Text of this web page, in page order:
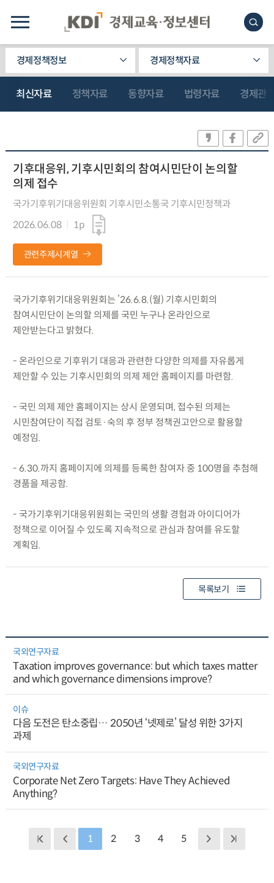
경제정책정보 경제정책자료
최신자료 정책자료 동향자료 법령자료 경제관
기후대응위, 기후시민회의 참여시민단이 논의할
의제 접수
국가기후위기대응위원회 기후시민소통국 기후시민정책과
2026.06.08
1p
관련주제시계열
국가기후위기대응위원회는 ’26.6.8.(월) 기후시민회의
참여시민단이 논의할 의제를 국민 누구나 온라인으로
제안받는다고 밝혔다.
- 온라인으로 기후위기 대응과 관련한 다양한 의제를 자유롭게
제안할 수 있는 기후시민회의 의제 제안 홈페이지를 마련함.
- 국민 의제 제안 홈페이지는 상시 운영되며, 접수된 의제는
시민참여단이 직접 검토·숙의 후 정부 정책권고안으로 활용할
예정임.
- 6.30.까지 홈페이지에 의제를 등록한 참여자 중 100명을 추첨해
경품을 제공함.
- 국가기후위기대응위원회는 국민의 생활 경험과 아이디어가
정책으로 이어질 수 있도록 지속적으로 관심과 참여를 유도할
계획임.
목록보기
국외연구자료
Taxation improves governance: but which taxes matter
and which governance dimensions improve?
이슈
다음 도전은 탄소중립… 2050년 ‘넷제로’ 달성 위한 3가지
과제
국외연구자료
Corporate Net Zero Targets: Have They Achieved
Anything?
1 2 3 4 5